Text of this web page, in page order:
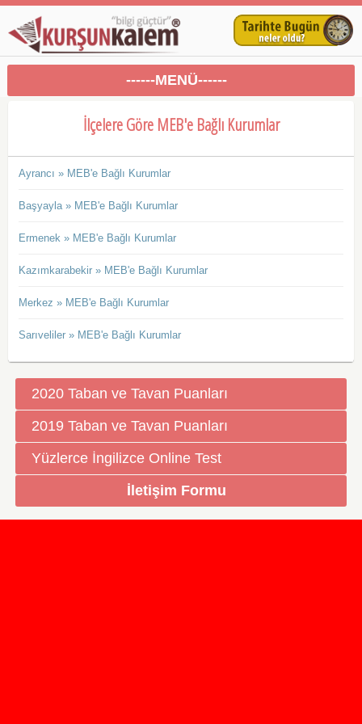
------MENÜ------
İlçelere Göre MEB'e Bağlı Kurumlar
Ayrancı » MEB'e Bağlı Kurumlar
Başyayla » MEB'e Bağlı Kurumlar
Ermenek » MEB'e Bağlı Kurumlar
Kazımkarabekir » MEB'e Bağlı Kurumlar
Merkez » MEB'e Bağlı Kurumlar
Sarıveliler » MEB'e Bağlı Kurumlar
2020 Taban ve Tavan Puanları
2019 Taban ve Tavan Puanları
Yüzlerce İngilizce Online Test
İletişim Formu